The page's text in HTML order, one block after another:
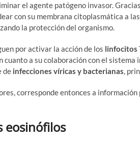
el agente patógeno invasor.
con su membrana citoplasmática a
la protección del organismo.
por activar la acción de los linfocitos
cuanto a su colaboración con el
de infecciones víricas y bacterianas,
corresponde entonces a
eosinófilos